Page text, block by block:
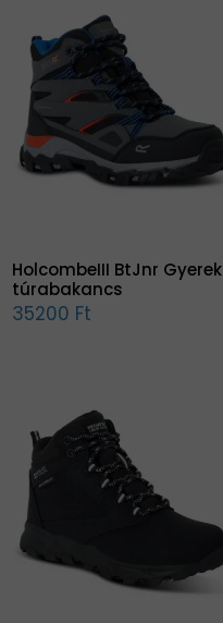
HolcombeIII BtJnr Gyerek
túrabakancs
35200 Ft